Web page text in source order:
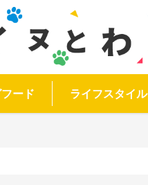
フード ライフスタイル